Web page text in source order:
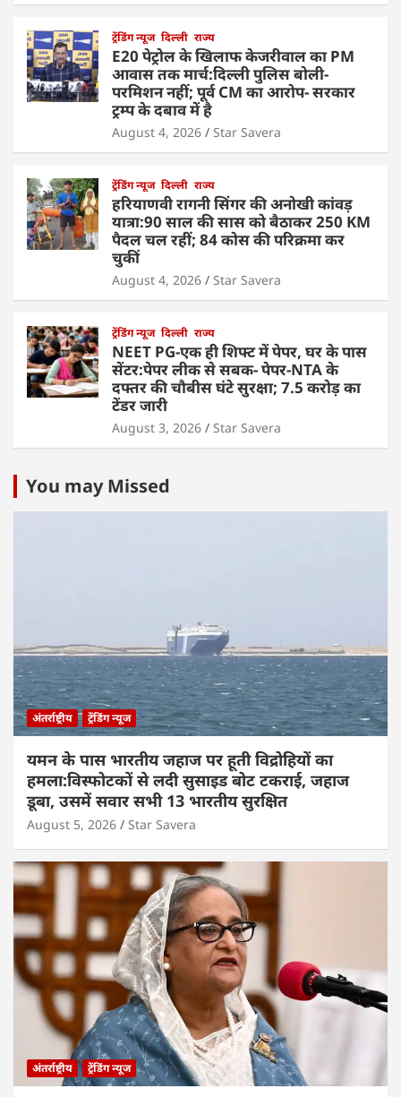
ट्रेंडिंग न्यूज दिल्ली राज्य
E20 पेट्रोल के खिलाफ केजरीवाल का PM
आवास तक मार्च:दिल्ली पुलिस बोली-
परमिशन नहीं; पूर्व CM का आरोप- सरकार
ट्रम्प के दबाव में है
August 4, 2026 Star Savera
ट्रेंडिंग न्यूज दिल्ली राज्य
हरियाणवी रागनी सिंगर की अनोखी कांवड़
यात्रा:90 साल की सास को बैठाकर 250 KM
पैदल चल रहीं; 84 कोस की परिक्रमा कर
चुकीं
August 4, 2026 Star Savera
ट्रेंडिंग न्यूज दिल्ली राज्य
NEET PG-एक ही शिफ्ट में पेपर, घर के पास
सेंटर:पेपर लीक से सबक- पेपर-NTA के
दफ्तर की चौबीस घंटे सुरक्षा; 7.5 करोड़ का
टेंडर जारी
August 3, 2026 Star Savera
You may Missed
अंतर्राष्ट्रीय ट्रेंडिंग न्यूज
यमन के पास भारतीय जहाज पर हूती विद्रोहियों का
हमला:विस्फोटकों से लदी सुसाइड बोट टकराई, जहाज
डूबा, उसमें सवार सभी 13 भारतीय सुरक्षित
August 5, 2026 Star Savera
अंतर्राष्ट्रीय ट्रेंडिंग न्यूज